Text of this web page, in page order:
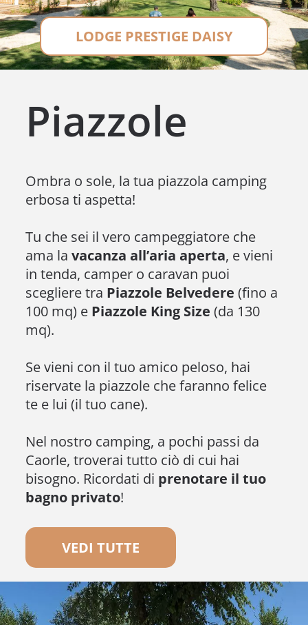
LODGE PRESTIGE DAISY
Piazzole
Ombra o sole, la tua piazzola camping
erbosa ti aspetta!
Tu che sei il vero campeggiatore che
ama lavacanza all’aria aperta, e vieni
in tenda, camper o caravan puoi
scegliere tra Piazzole Belvedere (fino a
100 mq) e Piazzole King Size (da 130
mq).
Se vieni con il tuo amico peloso, hai
riservate la piazzole che faranno felice
te e lui (il tuo cane).
Nel nostro camping, a pochi passi da
Caorle, troverai tutto ciò di cui hai
bisogno. Ricordati di prenotare il tuo
bagno privato!
VEDI TUTTE